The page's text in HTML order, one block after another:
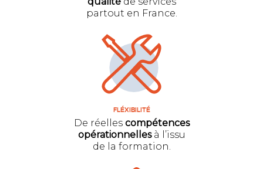
partout en France.
FLÉXIBILITÉ
De réelles compétences
opérationnellesà l’issu
de la formation.